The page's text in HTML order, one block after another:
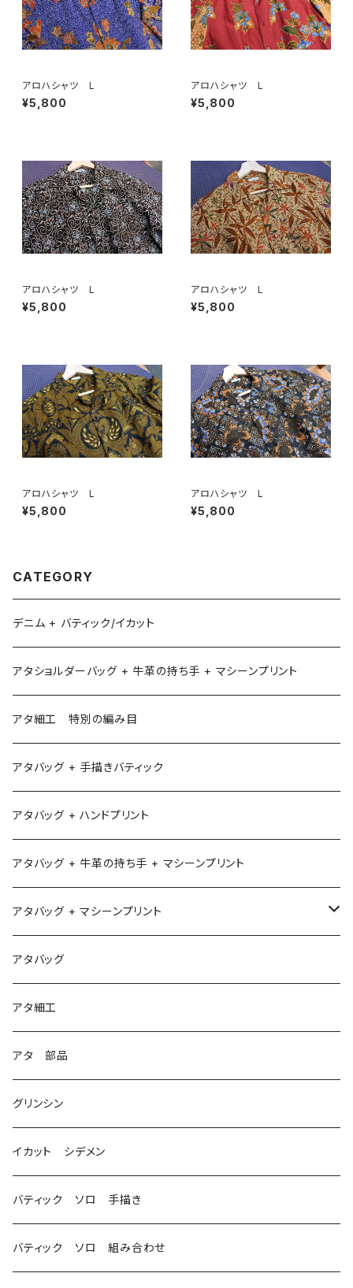
アロハシャツ L
¥5,800
アロハシャツ L
¥5,800
アロハシャツ L
¥5,800
アロハシャツ L
¥5,800
アロハシャツ L
¥5,800
アロハシャツ L
¥5,800
CATEGORY
デニム + バティック/イカット
アタショルダーバッグ + 牛革の持ち手 + マシーンプリント
アタ細工 特別の編み目
アタバッグ + 手描きバティック
アタバッグ + ハンドプリント
アタバッグ + 牛革の持ち手 + マシーンプリント
アタバッグ + マシーンプリント
1
2
3
アタバッグ
アタ細工
アタ 部品
グリンシン
イカット シデメン
バティック ソロ 手描き
バティック ソロ 組み合わせ